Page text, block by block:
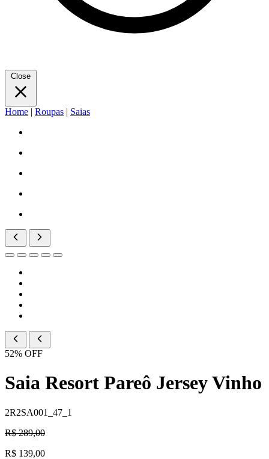
Close
Home | Roupas | Saias
52% OFF
Saia Resort Pareô Jersey Vinho
2R2SA001_47_1
R$ 289,00
R$ 139,00